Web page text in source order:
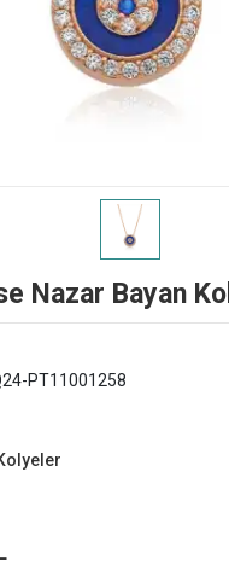
Nazar Bayan
PT11001258